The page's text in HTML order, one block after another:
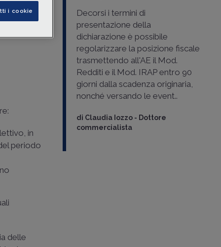
di
in
periodo
delle
Decorsi i termini di
presentazione della
dichiarazione è possibile
regolarizzare la posizione fiscale
trasmettendo all'AE il Mod.
Redditi e il Mod. IRAP entro 90
giorni dalla scadenza originaria,
nonché versando le event..
di Claudia Iozzo - Dottore
commercialista
i cookie